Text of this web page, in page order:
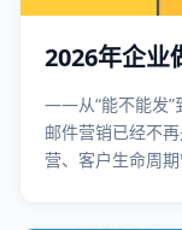
2026年企业
——从“能不能发”
邮件营销已经不
营、客户生命周